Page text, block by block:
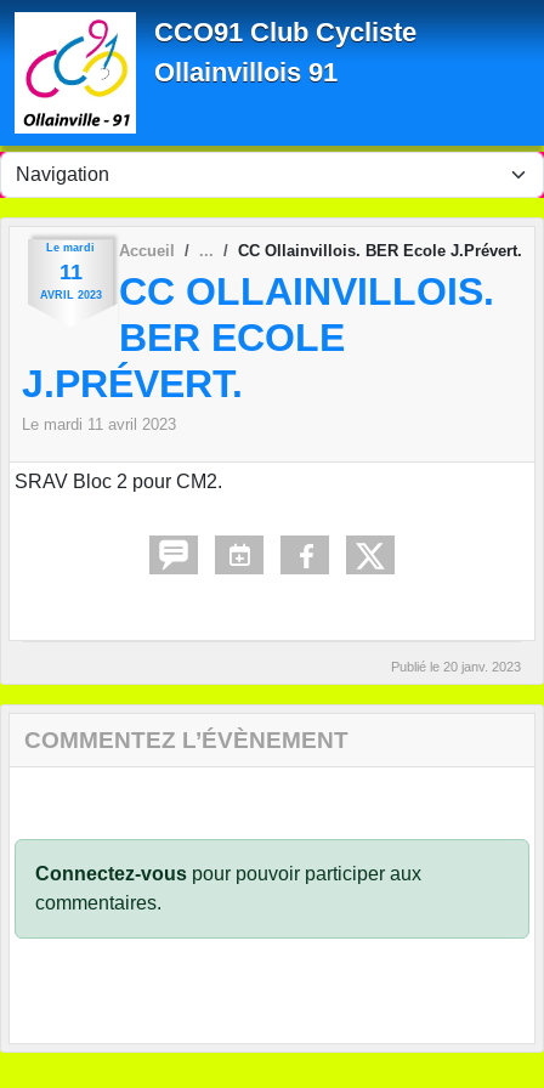
CCO91 Club Cycliste
Ollainvillois 91
Le mardi
11
AVRIL 2023
Accueil CC Ollainvillois. BER Ecole J.Prévert.
CC OLLAINVILLOIS.
BER ECOLE
J.PRÉVERT.
Le mardi 11 avril 2023
SRAV Bloc 2 pour CM2.
Publié le 20 janv. 2023
COMMENTEZ L’ÉVÈNEMENT
Connectez-vous pour pouvoir participer aux
commentaires.
Panneau de gestion des cookies